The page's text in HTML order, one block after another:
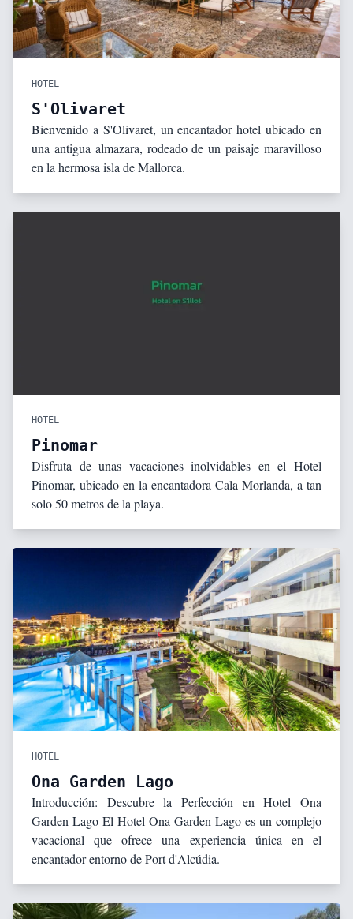
HOTEL
S'Olivaret
Bienvenido a S'Olivaret, un encantador hotel ubicado en
una antigua almazara, rodeado de un paisaje maravilloso
en la hermosa isla de Mallorca.
HOTEL
Pinomar
Disfruta de unas vacaciones inolvidables en el Hotel
Pinomar, ubicado en la encantadora Cala Morlanda, a tan
solo 50 metros de la playa.
HOTEL
Ona Garden Lago
Introducción: Descubre la Perfección en Hotel Ona
Garden Lago El Hotel Ona Garden Lago es un complejo
vacacional que ofrece una experiencia única en el
encantador entorno de Port d'Alcúdia.